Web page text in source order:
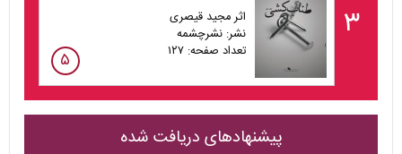
۳
اثر مجید قیصری
نشر: نشرچشمه
تعداد صفحه: ۱۲۷
۵
پیشنهادهای دریافت شده